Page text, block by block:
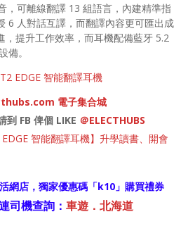
，可離線翻譯 13 組語言，內建精準指
6 人對話互譯，而翻譯內容更可匯出成
，提升工作效率，而耳機配備藍牙 5.2
備。
EDGE 智能翻譯耳機
電子集合城
到 FB 俾個 LIKE ＠ELECTHUBS
智能翻譯耳機】升學讀書、開會
網店， 獨家優惠碼「k10 」購買禮券
司機查詢： 車遊．北海道